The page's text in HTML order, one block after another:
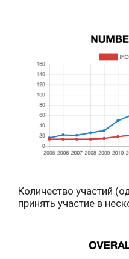
Количество участий
принять участие в